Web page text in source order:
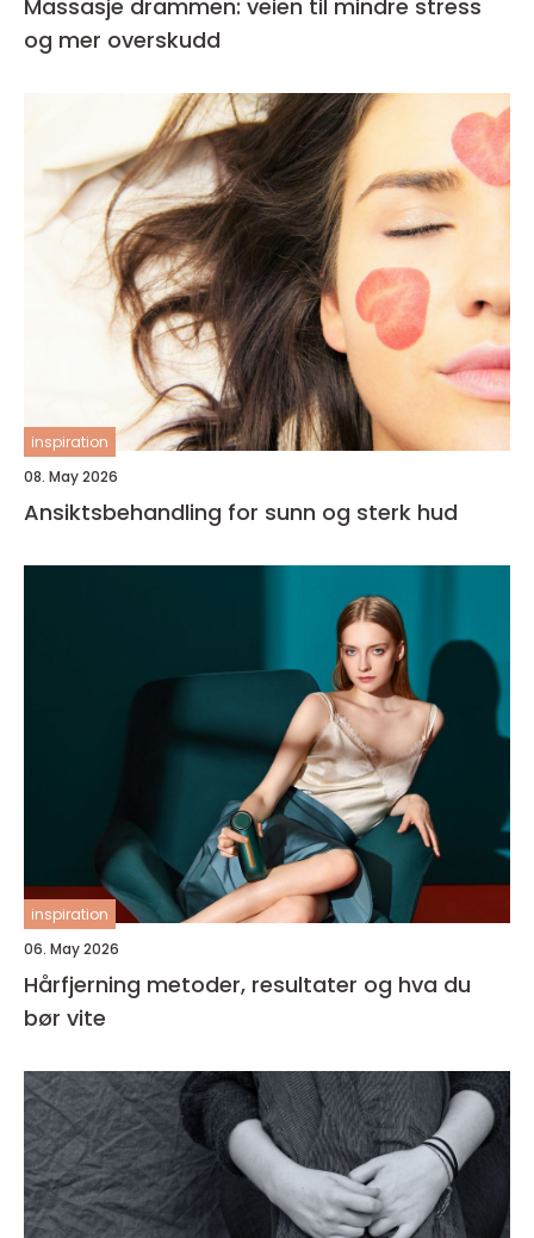
Massasje drammen: veien til mindre stress
og mer overskudd
inspiration
08. May 2026
Ansiktsbehandling for sunn og sterk hud
inspiration
06. May 2026
Hårfjerning metoder, resultater og hva du
bør vite